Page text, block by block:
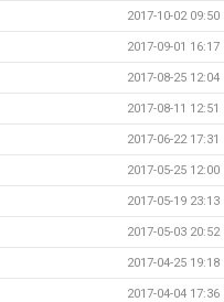
2017-10-02 09:50
2017-09-01 16:17
2017-08-25 12:04
2017-08-11 12:51
2017-06-22 17:31
2017-05-25 12:00
2017-05-19 23:13
2017-05-03 20:52
2017-04-25 19:18
2017-04-04 17:36